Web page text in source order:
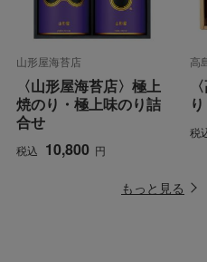
山形屋海苔店
〈山形屋海苔店〉極上
焼のり・極上味のり詰
合せ
税込 10,800 円
高
税
もっと見る